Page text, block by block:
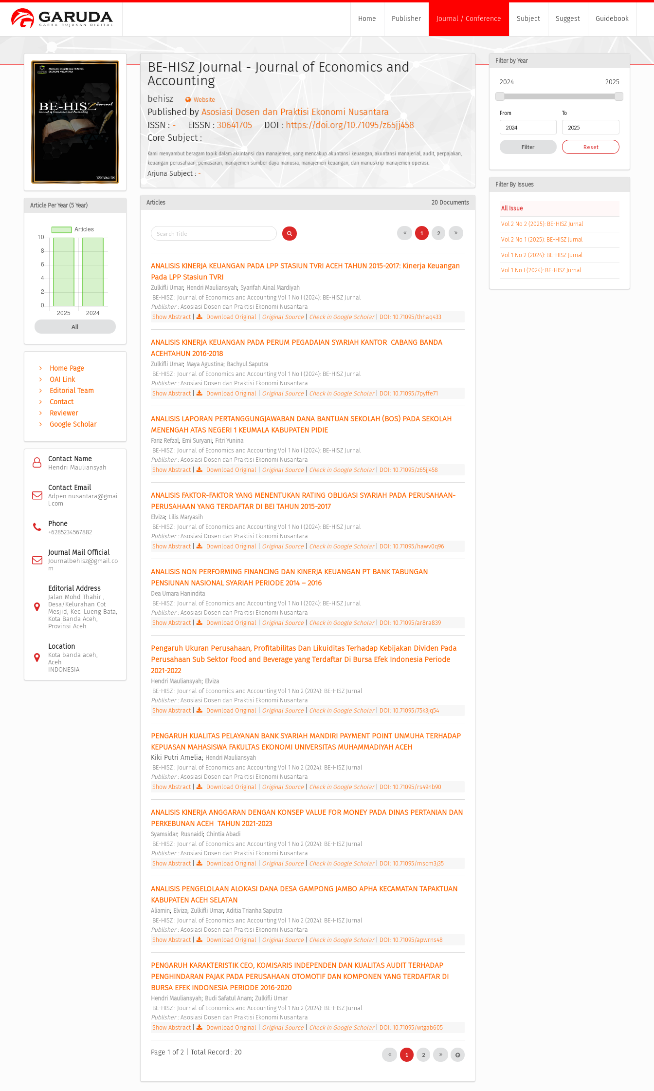
Home Publisher Journal / Conference Subject Suggest Guidebook
Article Per Year (5 Year)
All
Home Page
OAI Link
Editorial Team
Contact
Reviewer
Google Scholar
Contact Name
Hendri Mauliansyah
Contact Email
Adpen.nusantara@gmai
l.com
Phone
+6285234567882
Journal Mail Official
Journalbehisz@gmail.co
m
Editorial Address
Jalan Mohd Thahir ,
Desa/Kelurahan Cot
Mesjid, Kec. Lueng Bata,
Kota Banda Aceh,
Provinsi Aceh
Location
Kota banda aceh,
Aceh
INDONESIA
BE-HISZ Journal - Journal of Economics and
Accounting
behisz Website
Published by Asosiasi Dosen dan Praktisi Ekonomi Nusantara
ISSN : -EISSN : 30641705DOI : https://doi.org/10.71095/z65jj458
Core Subject :
Kami menyambut beragam topik dalam akuntansi dan manajemen, yang mencakup akuntansi keuangan, akuntansi manajerial, audit, perpajakan,
keuangan perusahaan, pemasaran, manajemen sumber daya manusia, manajemen keuangan, dan manuskrip manajemen operasi.
Arjuna Subject : -
Articles 20 Documents
1 2
ANALISIS KINERJA KEUANGAN PADA LPP STASIUN TVRI ACEH TAHUN 2015-2017: Kinerja Keuangan
Pada LPP Stasiun TVRI
Zulkifli Umar; Hendri Mauliansyah; Syarifah Ainal Mardiyah
BE-HISZ : Journal of Economics and Accounting Vol 1 No I (2024): BE-HISZ Jurnal
Publisher : Asosiasi Dosen dan Praktisi Ekonomi Nusantara
Show Abstract| Download Original Original Source Check in Google Scholar DOI: 10.71095/thhaq433
ANALISIS KINERJA KEUANGAN PADA PERUM PEGADAIAN SYARIAH KANTOR  CABANG BANDA
ACEHTAHUN 2016-2018
Zulkifli Umar; Maya Agustina; Bachyul Saputra
BE-HISZ : Journal of Economics and Accounting Vol 1 No I (2024): BE-HISZ Jurnal
Publisher : Asosiasi Dosen dan Praktisi Ekonomi Nusantara
Show Abstract| Download Original Original Source Check in Google Scholar DOI: 10.71095/7pyffe71
ANALISIS LAPORAN PERTANGGUNGJAWABAN DANA BANTUAN SEKOLAH (BOS) PADA SEKOLAH
MENENGAH ATAS NEGERI 1 KEUMALA KABUPATEN PIDIE
Fariz Refzal; Emi Suryani; Fitri Yunina
BE-HISZ : Journal of Economics and Accounting Vol 1 No I (2024): BE-HISZ Jurnal
Publisher : Asosiasi Dosen dan Praktisi Ekonomi Nusantara
Show Abstract| Download Original Original Source Check in Google Scholar DOI: 10.71095/z65jj458
ANALISIS FAKTOR-FAKTOR YANG MENENTUKAN RATING OBLIGASI SYARIAH PADA PERUSAHAAN-
PERUSAHAAN YANG TERDAFTAR DI BEI TAHUN 2015-2017
Elviza; Lilis Maryasih
BE-HISZ : Journal of Economics and Accounting Vol 1 No I (2024): BE-HISZ Jurnal
Publisher : Asosiasi Dosen dan Praktisi Ekonomi Nusantara
Show Abstract| Download Original Original Source Check in Google Scholar DOI: 10.71095/hawv0q96
ANALISIS NON PERFORMING FINANCING DAN KINERJA KEUANGAN PT BANK TABUNGAN
PENSIUNAN NASIONAL SYARIAH PERIODE 2014 – 2016
Dea Umara Hanindita
BE-HISZ : Journal of Economics and Accounting Vol 1 No I (2024): BE-HISZ Jurnal
Publisher : Asosiasi Dosen dan Praktisi Ekonomi Nusantara
Show Abstract| Download Original Original Source Check in Google Scholar DOI: 10.71095/ar8ra839
Pengaruh Ukuran Perusahaan, Profitabilitas Dan Likuiditas Terhadap Kebijakan Dividen Pada
Perusahaan Sub Sektor Food and Beverage yang Terdaftar Di Bursa Efek Indonesia Periode
2021-2022
Hendri Mauliansyah; Elviza
BE-HISZ : Journal of Economics and Accounting Vol 1 No 2 (2024): BE-HISZ Jurnal
Publisher : Asosiasi Dosen dan Praktisi Ekonomi Nusantara
Show Abstract| Download Original Original Source Check in Google Scholar DOI: 10.71095/75k3jq54
PENGARUH KUALITAS PELAYANAN BANK SYARIAH MANDIRI PAYMENT POINT UNMUHA TERHADAP
KEPUASAN MAHASISWA FAKULTAS EKONOMI UNIVERSITAS MUHAMMADIYAH ACEH
Kiki Putri Amelia; Hendri Mauliansyah
BE-HISZ : Journal of Economics and Accounting Vol 1 No 2 (2024): BE-HISZ Jurnal
Publisher : Asosiasi Dosen dan Praktisi Ekonomi Nusantara
Show Abstract| Download Original Original Source Check in Google Scholar DOI: 10.71095/rs49nb90
ANALISIS KINERJA ANGGARAN DENGAN KONSEP VALUE FOR MONEY PADA DINAS PERTANIAN DAN
PERKEBUNAN ACEH  TAHUN 2021-2023
Syamsidar; Rusnaidi; Chintia Abadi
BE-HISZ : Journal of Economics and Accounting Vol 1 No 2 (2024): BE-HISZ Jurnal
Publisher : Asosiasi Dosen dan Praktisi Ekonomi Nusantara
Show Abstract| Download Original Original Source Check in Google Scholar DOI: 10.71095/mscm3j35
ANALISIS PENGELOLAAN ALOKASI DANA DESA GAMPONG JAMBO APHA KECAMATAN TAPAKTUAN
KABUPATEN ACEH SELATAN
Aliamin; Elviza; Zulkifli Umar; Aditia Trianha Saputra
BE-HISZ : Journal of Economics and Accounting Vol 1 No 2 (2024): BE-HISZ Jurnal
Publisher : Asosiasi Dosen dan Praktisi Ekonomi Nusantara
Show Abstract| Download Original Original Source Check in Google Scholar DOI: 10.71095/apwrns48
PENGARUH KARAKTERISTIK CEO, KOMISARIS INDEPENDEN DAN KUALITAS AUDIT TERHADAP
PENGHINDARAN PAJAK PADA PERUSAHAAN OTOMOTIF DAN KOMPONEN YANG TERDAFTAR DI
BURSA EFEK INDONESIA PERIODE 2016-2020
Hendri Mauliansyah; Budi Safatul Anam; Zulkifli Umar
BE-HISZ : Journal of Economics and Accounting Vol 1 No 2 (2024): BE-HISZ Jurnal
Publisher : Asosiasi Dosen dan Praktisi Ekonomi Nusantara
Show Abstract| Download Original Original Source Check in Google Scholar DOI: 10.71095/wtgab605
Page 1 of 2 | Total Record : 20 1 2
Filter by Year
2024 2025
From To
Filter Reset
Filter By Issues
All Issue
Vol 2 No 2 (2025): BE-HISZ Jurnal
Vol 2 No 1 (2025): BE-HISZ Jurnal
Vol 1 No 2 (2024): BE-HISZ Jurnal
Vol 1 No I (2024): BE-HISZ Jurnal